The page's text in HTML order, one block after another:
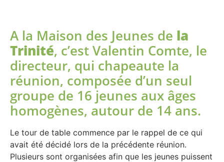
A la Maison des Jeunes de la
Trinité, c’est Valentin Comte, le
directeur, qui chapeaute la
réunion, composée d’un seul
groupe de 16 jeunes aux âges
homogènes, autour de 14 ans.
Le tour de table commence par le rappel de ce qui
avait été décidé lors de la précédente réunion.
Plusieurs sont organisées afin que les jeunes puissent